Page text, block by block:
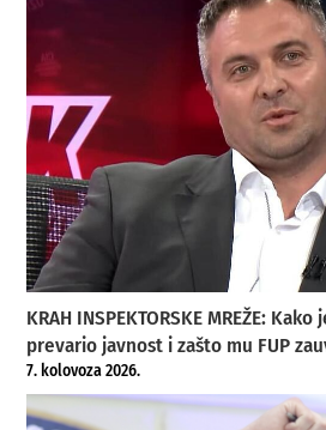
KRAH INSPEKTORSKE MREŽE:
prevario javnost i zašto mu FUP
7. kolovoza 2026.